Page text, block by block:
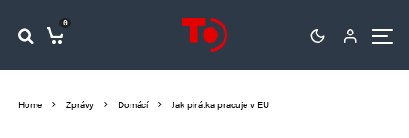
0
Home Zprávy Domácí Jak pirátka pracuje v EU